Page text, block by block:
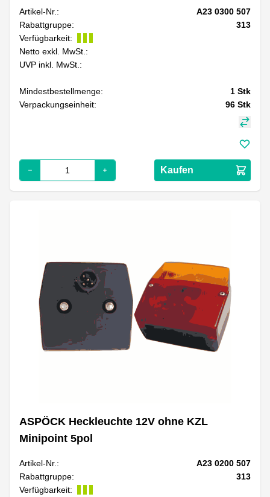
Artikel-Nr.:
A23 0300 507
Rabattgruppe:
313
Verfügbarkeit:
Netto exkl. MwSt.:
UVP inkl. MwSt.:
Mindestbestellmenge: 1 Stk
Verpackungseinheit:
96 Stk
Kaufen
ASPÖCK Heckleuchte 12V ohne KZL
Minipoint 5pol
Artikel-Nr.:
A23 0200 507
Rabattgruppe:
313
Verfügbarkeit: